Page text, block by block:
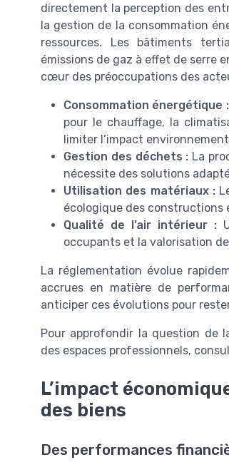
directement la perception des
la gestion de la consommation
ressources. Les bâtiments
émissions de gaz à effet de serre
cœur des préoccupations des
Consommation énergétique :
pour le chauffage, la
limiter l’impact
Gestion des déchets : La
nécessite des solutions
Utilisation des matériaux :
écologique des constructions
Qualité de l’air intérieur :
occupants et la valorisation
La réglementation évolue
accrues en matière de
anticiper ces évolutions pour
Pour approfondir la question de
des espaces professionnels,
L’impact
des biens
Des performances